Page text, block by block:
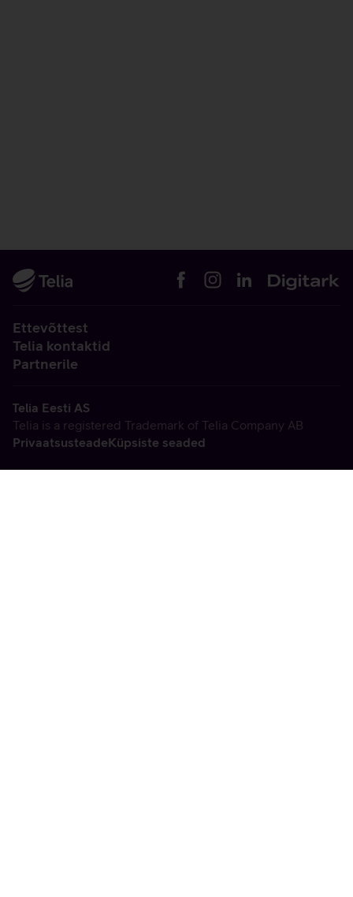
Ettevõttest
Telia kontaktid
Partnerile
Telia Eesti AS
Telia is a registered Trademark of Telia Company AB
PrivaatsusteadeKüpsiste seaded